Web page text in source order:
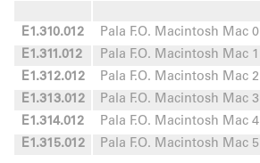
E1.310.012
Pala F.O. Macintosh Mac 0
E1.311.012
Pala F.O. Macintosh Mac 1
E1.312.012
Pala F.O. Macintosh Mac 2
E1.313.012
Pala F.O. Macintosh Mac 3
E1.314.012
Pala F.O. Macintosh Mac 4
E1.315.012
Pala F.O. Macintosh Mac 5